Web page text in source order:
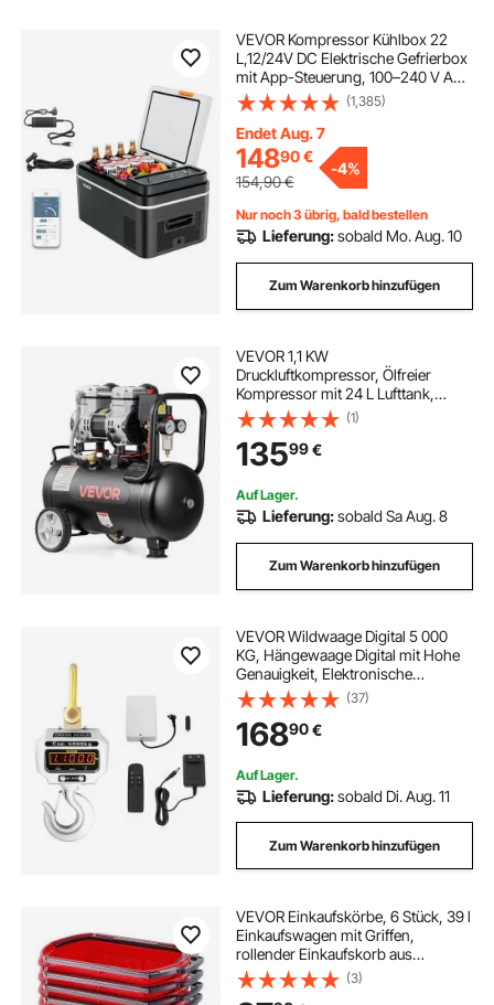
VEVOR Kompressor Kühlbox 22
L,12/24V DC Elektrische Gefrierbox
mit App-Steuerung, 100–240 V AC
Autokühlschrank für Camping
Reisen Lastkraftwagen Angeln, 45
W Thermoelektrische Kühlbox
Tragbar
(1,385)
Endet Aug. 7
14890€
154,90€
-4%
Nur noch 3 übrig, bald bestellen
Lieferung:sobald Mo. Aug. 10
Zum Warenkorb hinzufügen
VEVOR 1,1 KW
Druckluftkompressor, Ölfreier
Kompressor mit 24 L Lufttank,
Flüsterkompressor mit 68 L/min bei
6,2 bar & Max. 8 bar, Tragbarer
Luftkompressor mit Rädern & Griff
für Werkstatt Heimwerker
(1)
13599€
Auf Lager.
Lieferung:sobald Sa Aug. 8
Zum Warenkorb hinzufügen
VEVOR Wildwaage Digital 5 000
KG, Hängewaage Digital mit Hohe
Genauigkeit, Elektronische
Kranwaage Hängewaage Digitale
Haken, Mini tragbare Hängewaage
mit LCD Anzeige für Reisen Koffer,
Fischerei
(37)
16890€
Auf Lager.
Lieferung:sobald Di. Aug. 11
Zum Warenkorb hinzufügen
VEVOR Einkaufskörbe, 6 Stück, 39 l
Einkaufswagen mit Griffen,
rollender Einkaufskorb aus
Kunststoff mit Rädern, großes
tragbares Einkaufskorb-Set für
(3)